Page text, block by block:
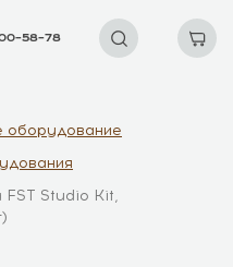
оборудование
FST Studio Kit,